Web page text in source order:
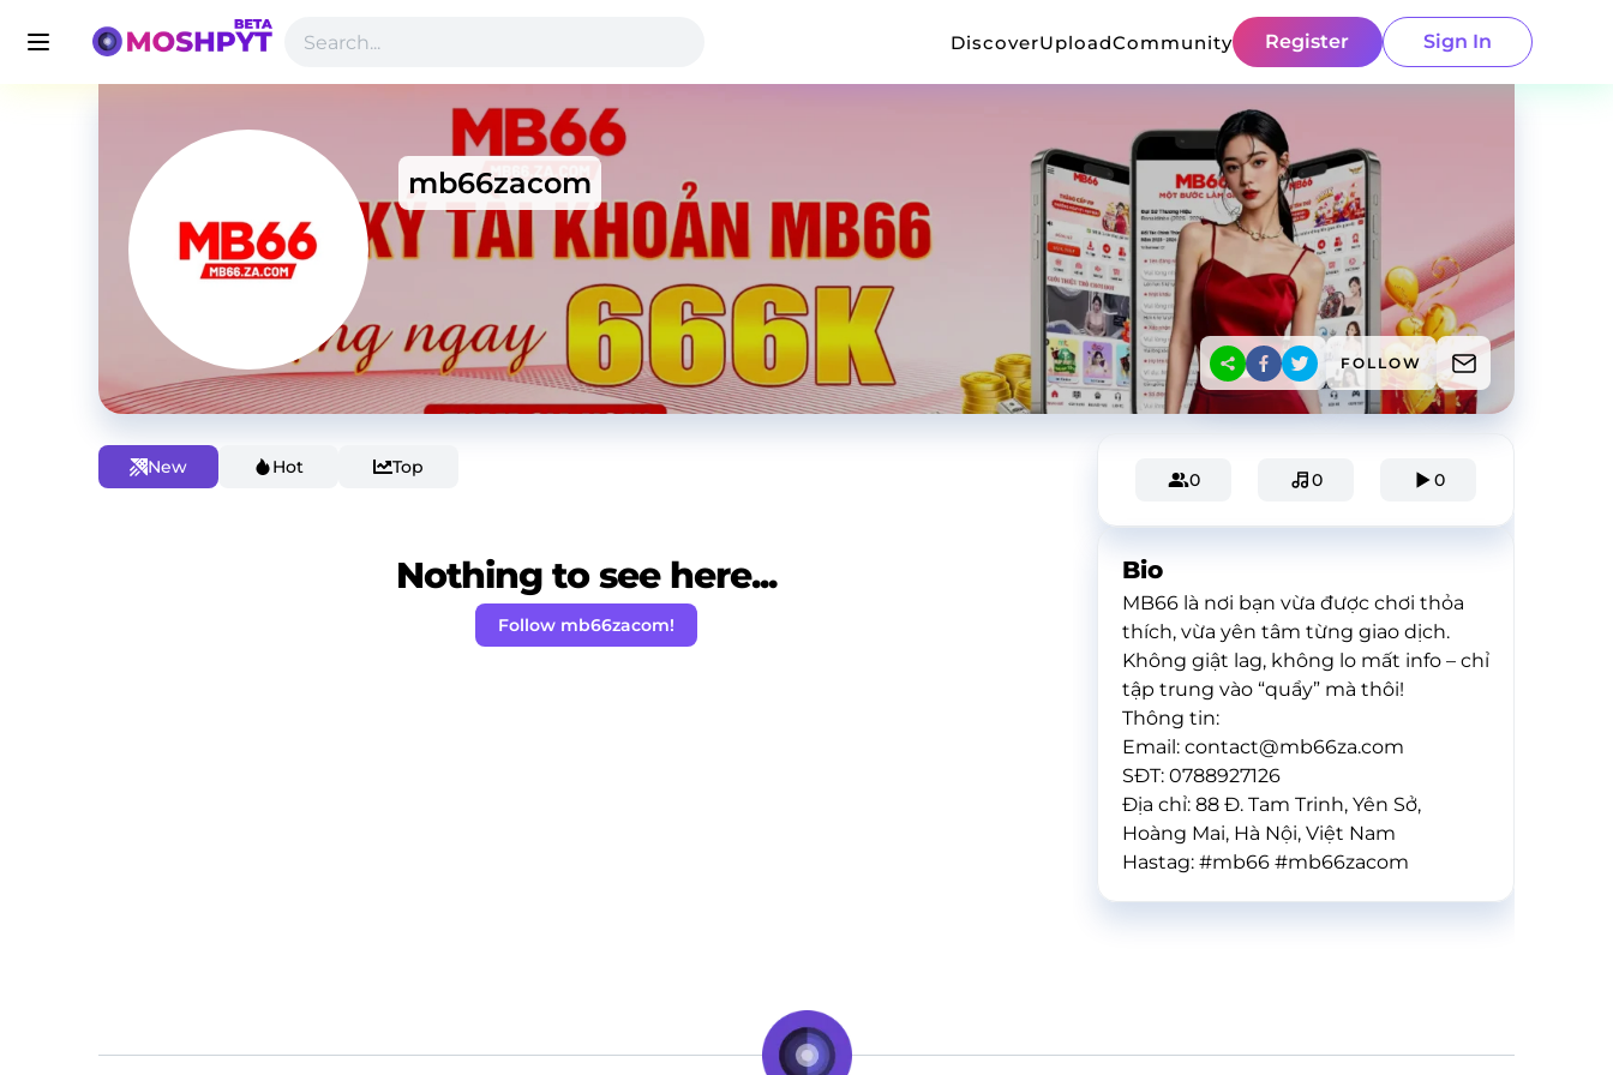
DiscoverUploadCommunity Register Sign In
mb66zacom
FOLLOW
New Hot Top
Nothing to see here...
Follow mb66zacom!
0 0 0
Bio
MB66 là nơi bạn vừa được chơi thỏa
thích, vừa yên tâm từng giao dịch.
Không giật lag, không lo mất info – chỉ
tập trung vào “quẩy” mà thôi!
Thông tin:
Email: contact@mb66za.com
SĐT: 0788927126
Địa chỉ: 88 Đ. Tam Trinh, Yên Sở,
Hoàng Mai, Hà Nội, Việt Nam
Hastag: #mb66 #mb66zacom